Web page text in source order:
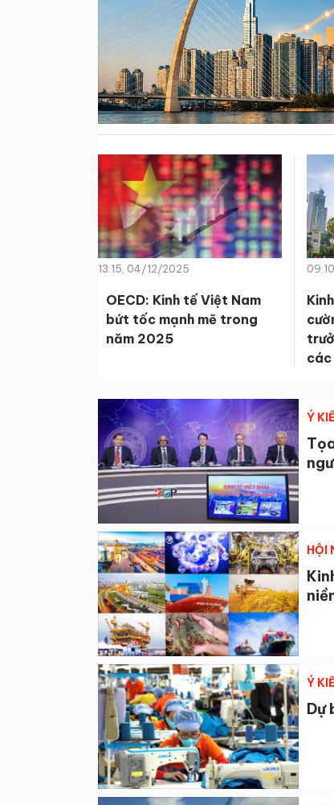
13:15, 04/12/2025
OECD: Kinh tế Việt Nam
bứt tốc mạnh mẽ trong
năm 2025
các
Ý
HỘI
Ý
Dự